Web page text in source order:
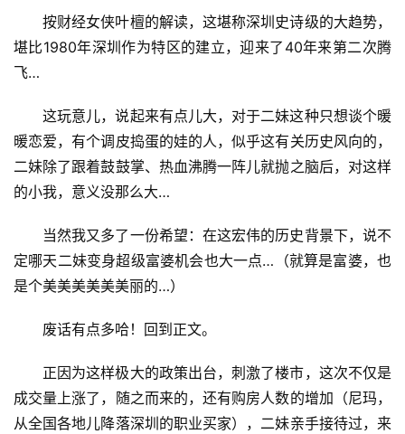
按财经女侠叶檀的解读，这堪称深圳史诗级的大趋势，
堪比1980年深圳作为特区的建立，迎来了40年来第二次腾
飞…
这玩意儿，说起来有点儿大，对于二妹这种只想谈个暖
暖恋爱，有个调皮捣蛋的娃的人，似乎这有关历史风向的，
二妹除了跟着鼓鼓掌、热血沸腾一阵儿就抛之脑后，对这样
的小我，意义没那么大…
当然我又多了一份希望：在这宏伟的历史背景下，说不
定哪天二妹变身超级富婆机会也大一点…（就算是富婆，也
是个美美美美美美丽的…）
废话有点多哈！回到正文。
正因为这样极大的政策出台，刺激了楼市，这次不仅是
成交量上涨了，随之而来的，还有购房人数的增加（尼玛，
从全国各地儿降落深圳的职业买家），二妹亲手接待过，来